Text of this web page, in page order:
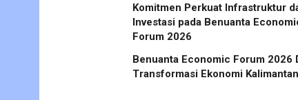
Komitmen Perkuat Infrastruktur
Investasi pada Benuanta
Forum 2026
Benuanta Economic Forum 2026
Transformasi Ekonomi